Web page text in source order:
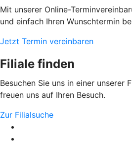
Mit unserer Online-
und einfach Ihren Wunschtermin
Jetzt Termin vereinbaren
Filiale finden
Besuchen Sie uns in einer unserer
freuen uns auf Ihren Besuch.
Zur Filialsuche